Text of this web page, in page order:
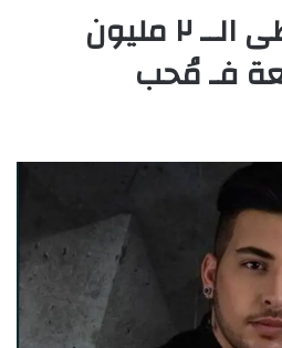
ساهر منذر يتخطى الــ ٢ مليون
فـ مُحب